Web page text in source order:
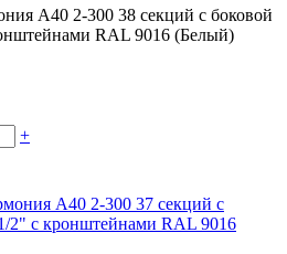
А40 2-300 38 секций с боковой
RAL 9016 (Белый)
+